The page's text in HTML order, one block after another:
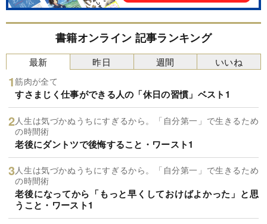
書籍オンライン 記事ランキング
最新
筋肉が全て
すさまじく仕事ができる人の「休日の習慣」ベスト1
人生は気づかぬうちにすぎるから。「自分第一」で生きるため
の時間術
老後にダントツで後悔すること・ワースト1
人生は気づかぬうちにすぎるから。「自分第一」で生きるため
の時間術
老後になってから「もっと早くしておけばよかった」と思
うこと・ワースト1
昨日 週間 いいね